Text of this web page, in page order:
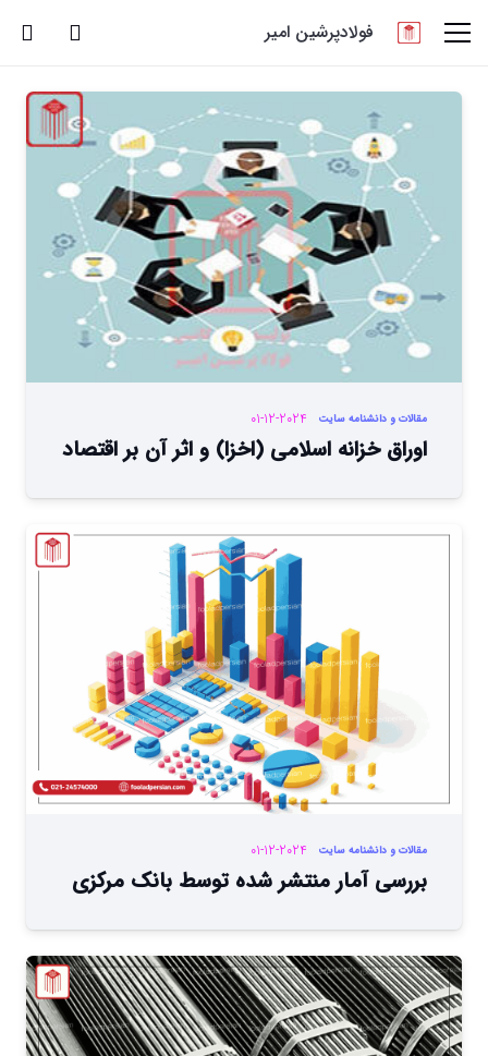
فولادپرشین امیر
مقالات و دانشنامه سایت 01-12-2024
اوراق خزانه اسلامی (اخزا) و اثر آن بر اقتصاد
مقالات و دانشنامه سایت 01-12-2024
بررسی آمار منتشر شده توسط بانک مرکزی